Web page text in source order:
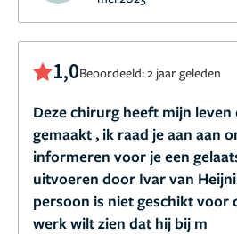
1,0Beoordeeld: 2 jaar geleden
Deze chirurg heeft mijn
gemaakt , ik raad je aan aan
informeren voor je een
uitvoeren door Ivar van
persoon is niet geschikt voor
werk wilt zien dat hij bij m